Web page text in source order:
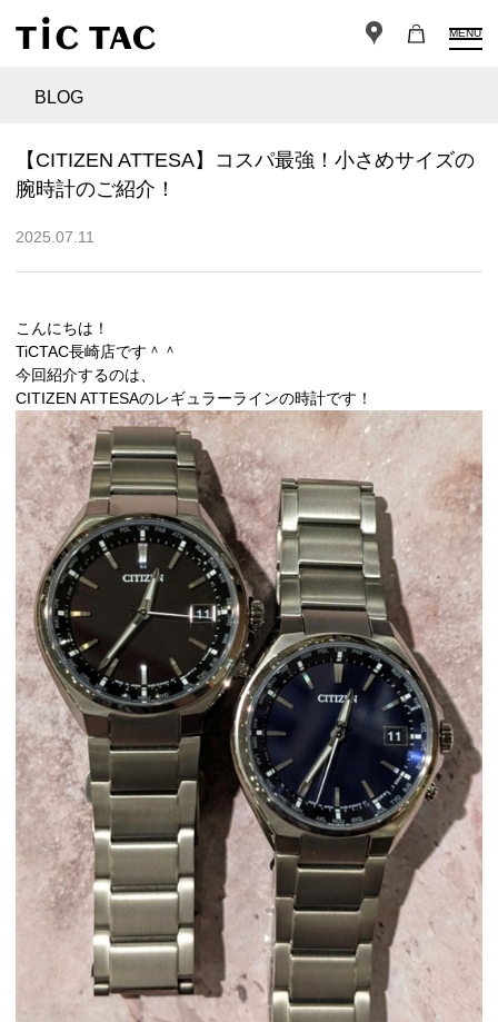
MENU
BLOG
【CITIZEN ATTESA】コスパ最強！小さめサイズの
腕時計のご紹介！
2025.07.11
こんにちは！
TiCTAC長崎店です＾＾
今回紹介するのは、
CITIZEN ATTESAのレギュラーラインの時計です！